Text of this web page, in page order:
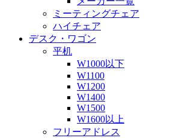
ミーティングチェア
ハイチェア
デスク・ワゴン
平机
W1000以下
W1100
W1200
W1400
W1500
W1600以上
フリーアドレス